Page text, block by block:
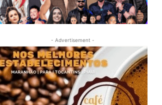
- Advertisement -